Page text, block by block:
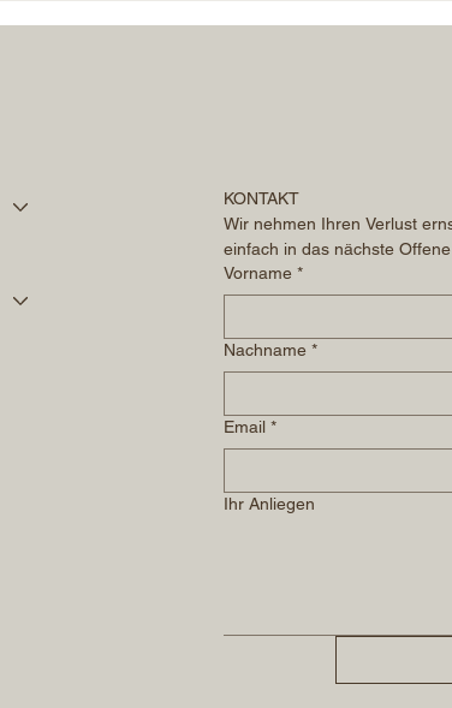
KONTAKT
Wir nehmen Ihren Verlust
einfach in das nächste
Vorname *
Nachname *
Email *
Ihr Anliegen